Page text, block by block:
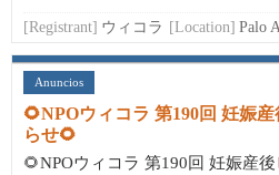
[Registrant] ウィコラ [Location] Palo
Anuncios
🌻NPOウィコラ 第190回 妊娠
らせ🌻
🌻NPOウィコラ 第190回 妊娠産